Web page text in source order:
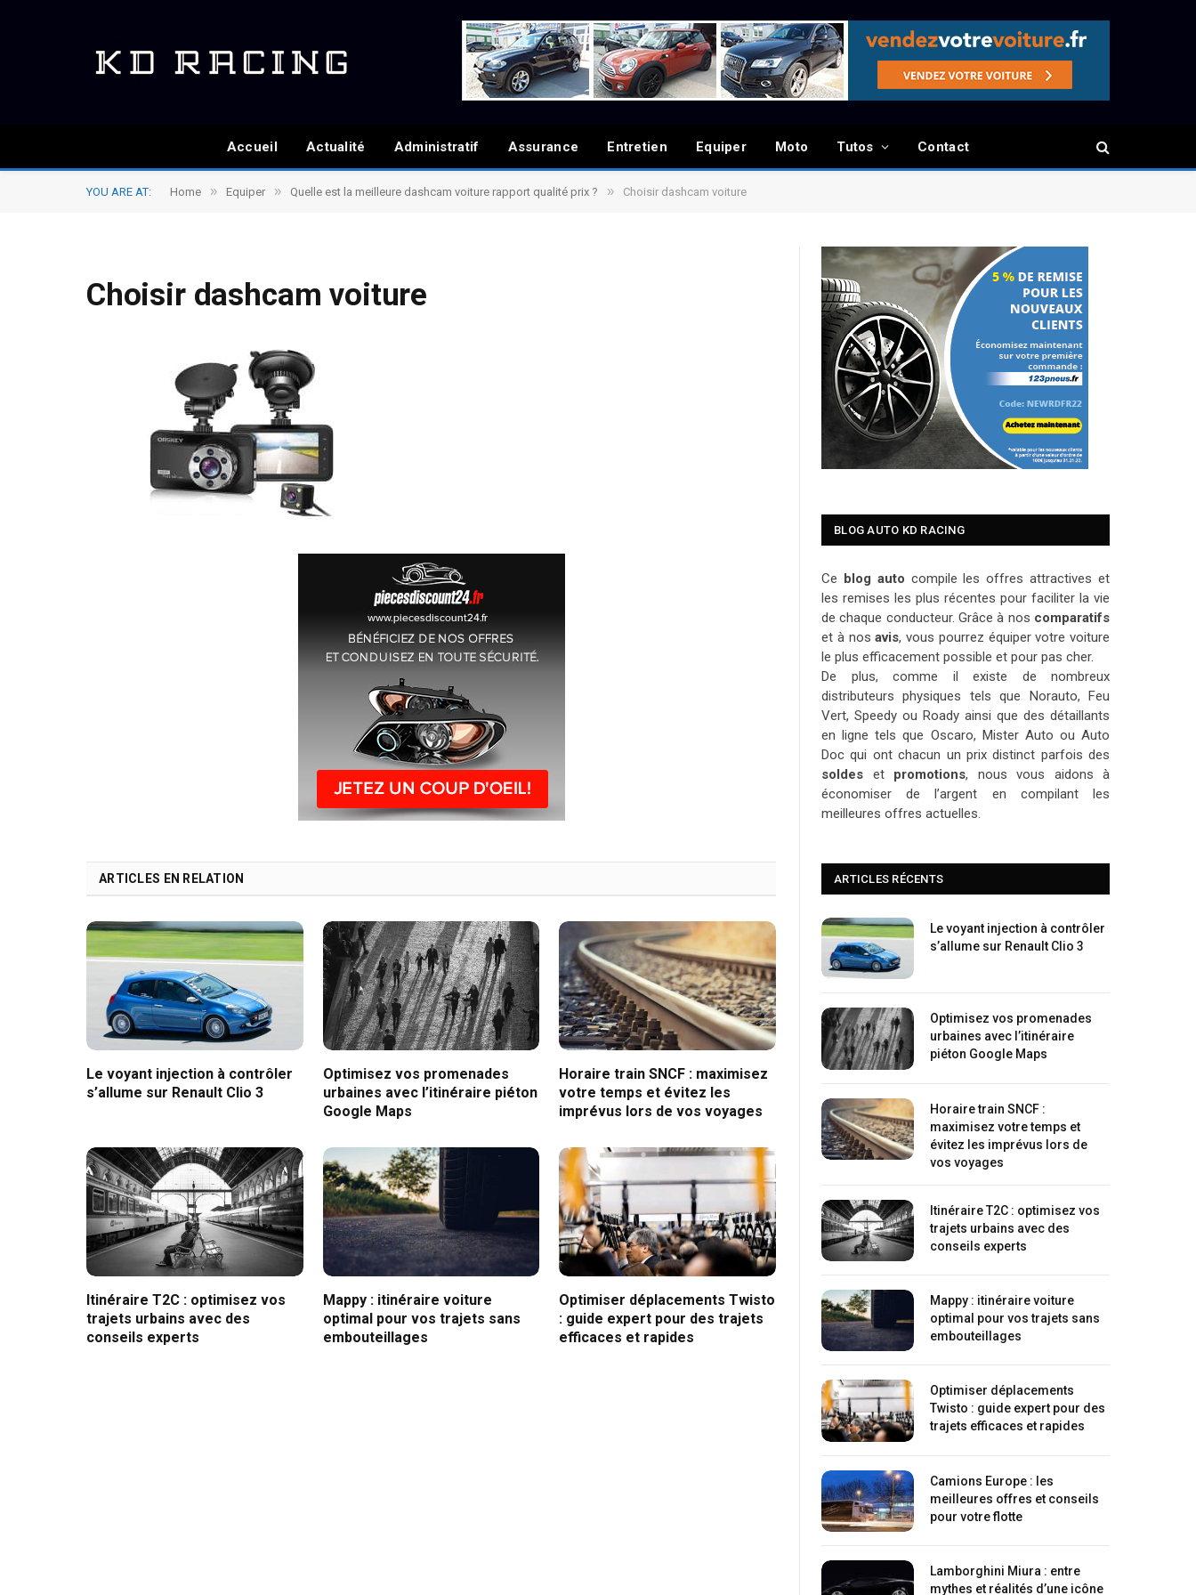
Accueil Actualité Administratif Assurance Entretien Equiper Moto Tutos Contact
YOU ARE AT: Home » Equiper » Quelle est la meilleure dashcam voiture rapport qualité prix ? » Choisir dashcam voiture
Choisir dashcam voiture
ARTICLES EN RELATION
Le voyant injection à contrôler
s’allume sur Renault Clio 3
Optimisez vos promenades
urbaines avec l’itinéraire piéton
Google Maps
Horaire train SNCF : maximisez
votre temps et évitez les
imprévus lors de vos voyages
Itinéraire T2C : optimisez vos
trajets urbains avec des
conseils experts
Mappy : itinéraire voiture
optimal pour vos trajets sans
embouteillages
Optimiser déplacements Twisto
: guide expert pour des trajets
efficaces et rapides
BLOG AUTO KD RACING
Ce blog auto compile les offres attractives et
les remises les plus récentes pour faciliter la vie
de chaque conducteur. Grâce à nos comparatifs
et à nosavis, vous pourrez équiper votre voiture
le plus efficacement possible et pour pas cher.
De plus, comme il existe de nombreux
distributeurs physiques tels que Norauto, Feu
Vert, Speedy ou Roady ainsi que des détaillants
en ligne tels que Oscaro, Mister Auto ou Auto
Doc qui ont chacun un prix distinct parfois des
soldes et promotions, nous vous aidons à
économiser de l’argent en compilant les
meilleures offres actuelles.
ARTICLES RÉCENTS
Le voyant injection à contrôler
s’allume sur Renault Clio 3
Optimisez vos promenades
urbaines avec l’itinéraire
piéton Google Maps
Horaire train SNCF :
maximisez votre temps et
évitez les imprévus lors de
vos voyages
Itinéraire T2C : optimisez vos
trajets urbains avec des
conseils experts
Mappy : itinéraire voiture
optimal pour vos trajets sans
embouteillages
Optimiser déplacements
Twisto : guide expert pour des
trajets efficaces et rapides
Camions Europe : les
meilleures offres et conseils
pour votre flotte
Lamborghini Miura : entre
mythes et réalités d’une icône